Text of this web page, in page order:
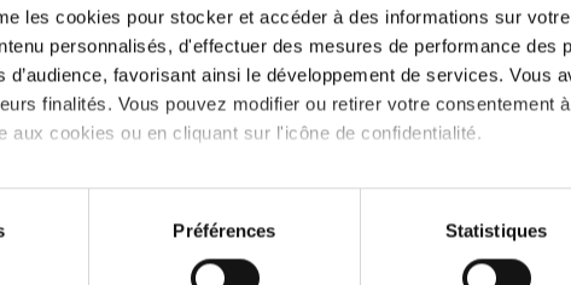
les cookies pour stocker et accéder à des informations sur votre
personnalisés, d'effectuer des mesures de performance des
d’audience, favorisant ainsi le développement de services. Vous
finalités. Vous pouvez modifier ou retirer votre consentement
aux cookies ou en cliquant sur l'icône de confidentialité.
nous aimerions également :
informations sur votre localisation géographique qui peuvent
Préférences Statistiques
En savoir plus
Toutes les actualités